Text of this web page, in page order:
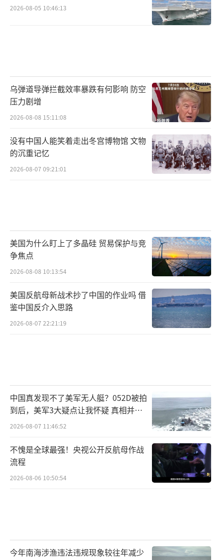
2026-08-05 10:46:13
乌弹道导弹拦截效率暴跌有何影响 防空
压力剧增
2026-08-08 15:11:08
没有中国人能笑着走出冬宫博物馆 文物
的沉重记忆
2026-08-07 09:21:01
美国为什么盯上了多晶硅 贸易保护与竞
争焦点
2026-08-08 10:13:54
美国反航母新战术抄了中国的作业吗 借
鉴中国反介入思路
2026-08-07 22:21:19
中国真发现不了美军无人艇？052D被拍
到后，美军3大疑点让我怀疑 真相并非
如此
2026-08-07 11:46:52
不愧是全球最强！央视公开反航母作战
流程
2026-08-06 10:50:54
今年南海涉渔违法违规现象较往年减少